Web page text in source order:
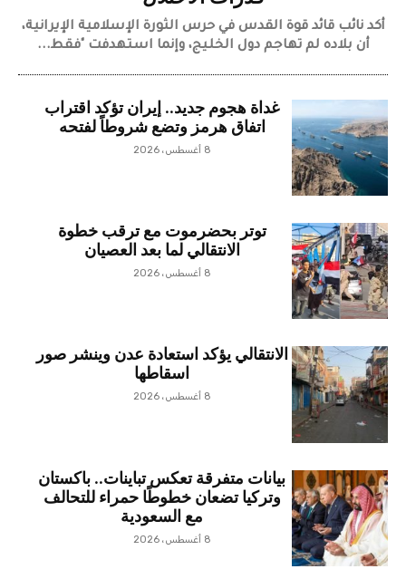
​أكد نائب قائد قوة القدس في حرس الثورة الإسلامية الإيرانية،
أن بلاده لم تهاجم دول الخليج، وإنما استهدفت "فقط...
غداة هجوم جديد.. إيران تؤكد اقتراب
اتفاق هرمز وتضع شروطاً لفتحه
8 أغسطس، 2026
توتر بحضرموت مع ترقب خطوة
الانتقالي لما بعد العصيان
8 أغسطس، 2026
الانتقالي يؤكد استعادة عدن وينشر صور
اسقاطها
8 أغسطس، 2026
بيانات متفرقة تعكس تباينات.. باكستان
وتركيا تضعان خطوطًا حمراء للتحالف
مع السعودية
8 أغسطس، 2026